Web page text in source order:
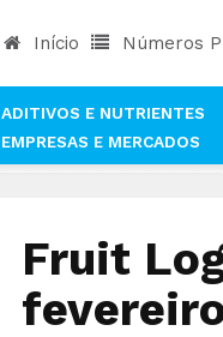
Início Números
ADITIVOS E NUTRIENTES
EMPRESAS E MERCADOS
Fruit